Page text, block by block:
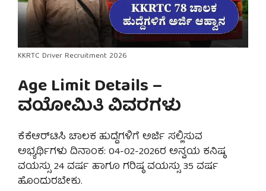
KKRTC Driver Recruitment 2026
Age Limit Details –
ವಯೋಮಿತಿ ವಿವರಗಳು
ಕೆಕೆಆರ್‌ಟಿಸಿ ಚಾಲಕ ಹುದ್ದೆಗಳಿಗೆ ಅರ್ಜಿ ಸಲ್ಲಿಸುವ
ಅಭ್ಯರ್ಥಿಗಳು ದಿನಾಂಕ: 04-02-2026ರ ಅನ್ವಯ ಕನಿಷ್ಠ
ವಯಸ್ಸು 24 ವರ್ಷ ಹಾಗೂ ಗರಿಷ್ಠ ವಯಸ್ಸು 35 ವರ್ಷ
ಹೊಂದುರಬೇಕು.